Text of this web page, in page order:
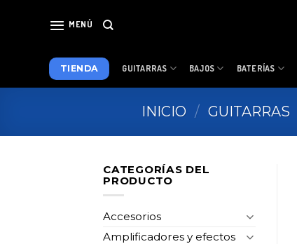
MENÚ
TIENDA GUITARRAS BAJOS BATERÍAS
INICIO / GUITARRAS
CATEGORÍAS DEL
PRODUCTO
Accesorios
Amplificadores y efectos